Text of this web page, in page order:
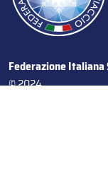
Federazione Italiana
© 2024